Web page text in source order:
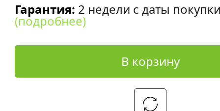
Гарантия: 2 недели с даты
(подробнее)
В корзину